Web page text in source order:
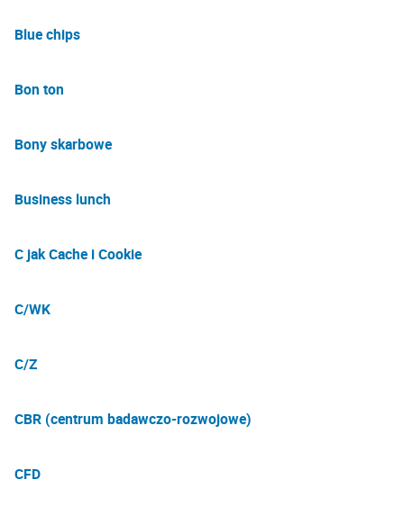
Blue chips
Bon ton
Bony skarbowe
Business lunch
C jak Cache i Cookie
C/WK
C/Z
CBR (centrum badawczo-rozwojowe)
CFD